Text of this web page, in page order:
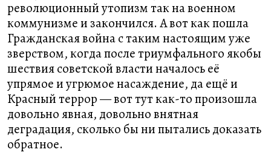
революционный утопизм так на военном
коммунизме и закончился. А вот как пошла
Гражданская война с таким настоящим уже
зверством, когда после триумфального якобы
шествия советской власти началось её
упрямое и угрюмое насаждение, да ещё и
Красный террор — вот тут как-то произошла
довольно явная, довольно внятная
деградация, сколько бы ни пытались доказать
обратное.